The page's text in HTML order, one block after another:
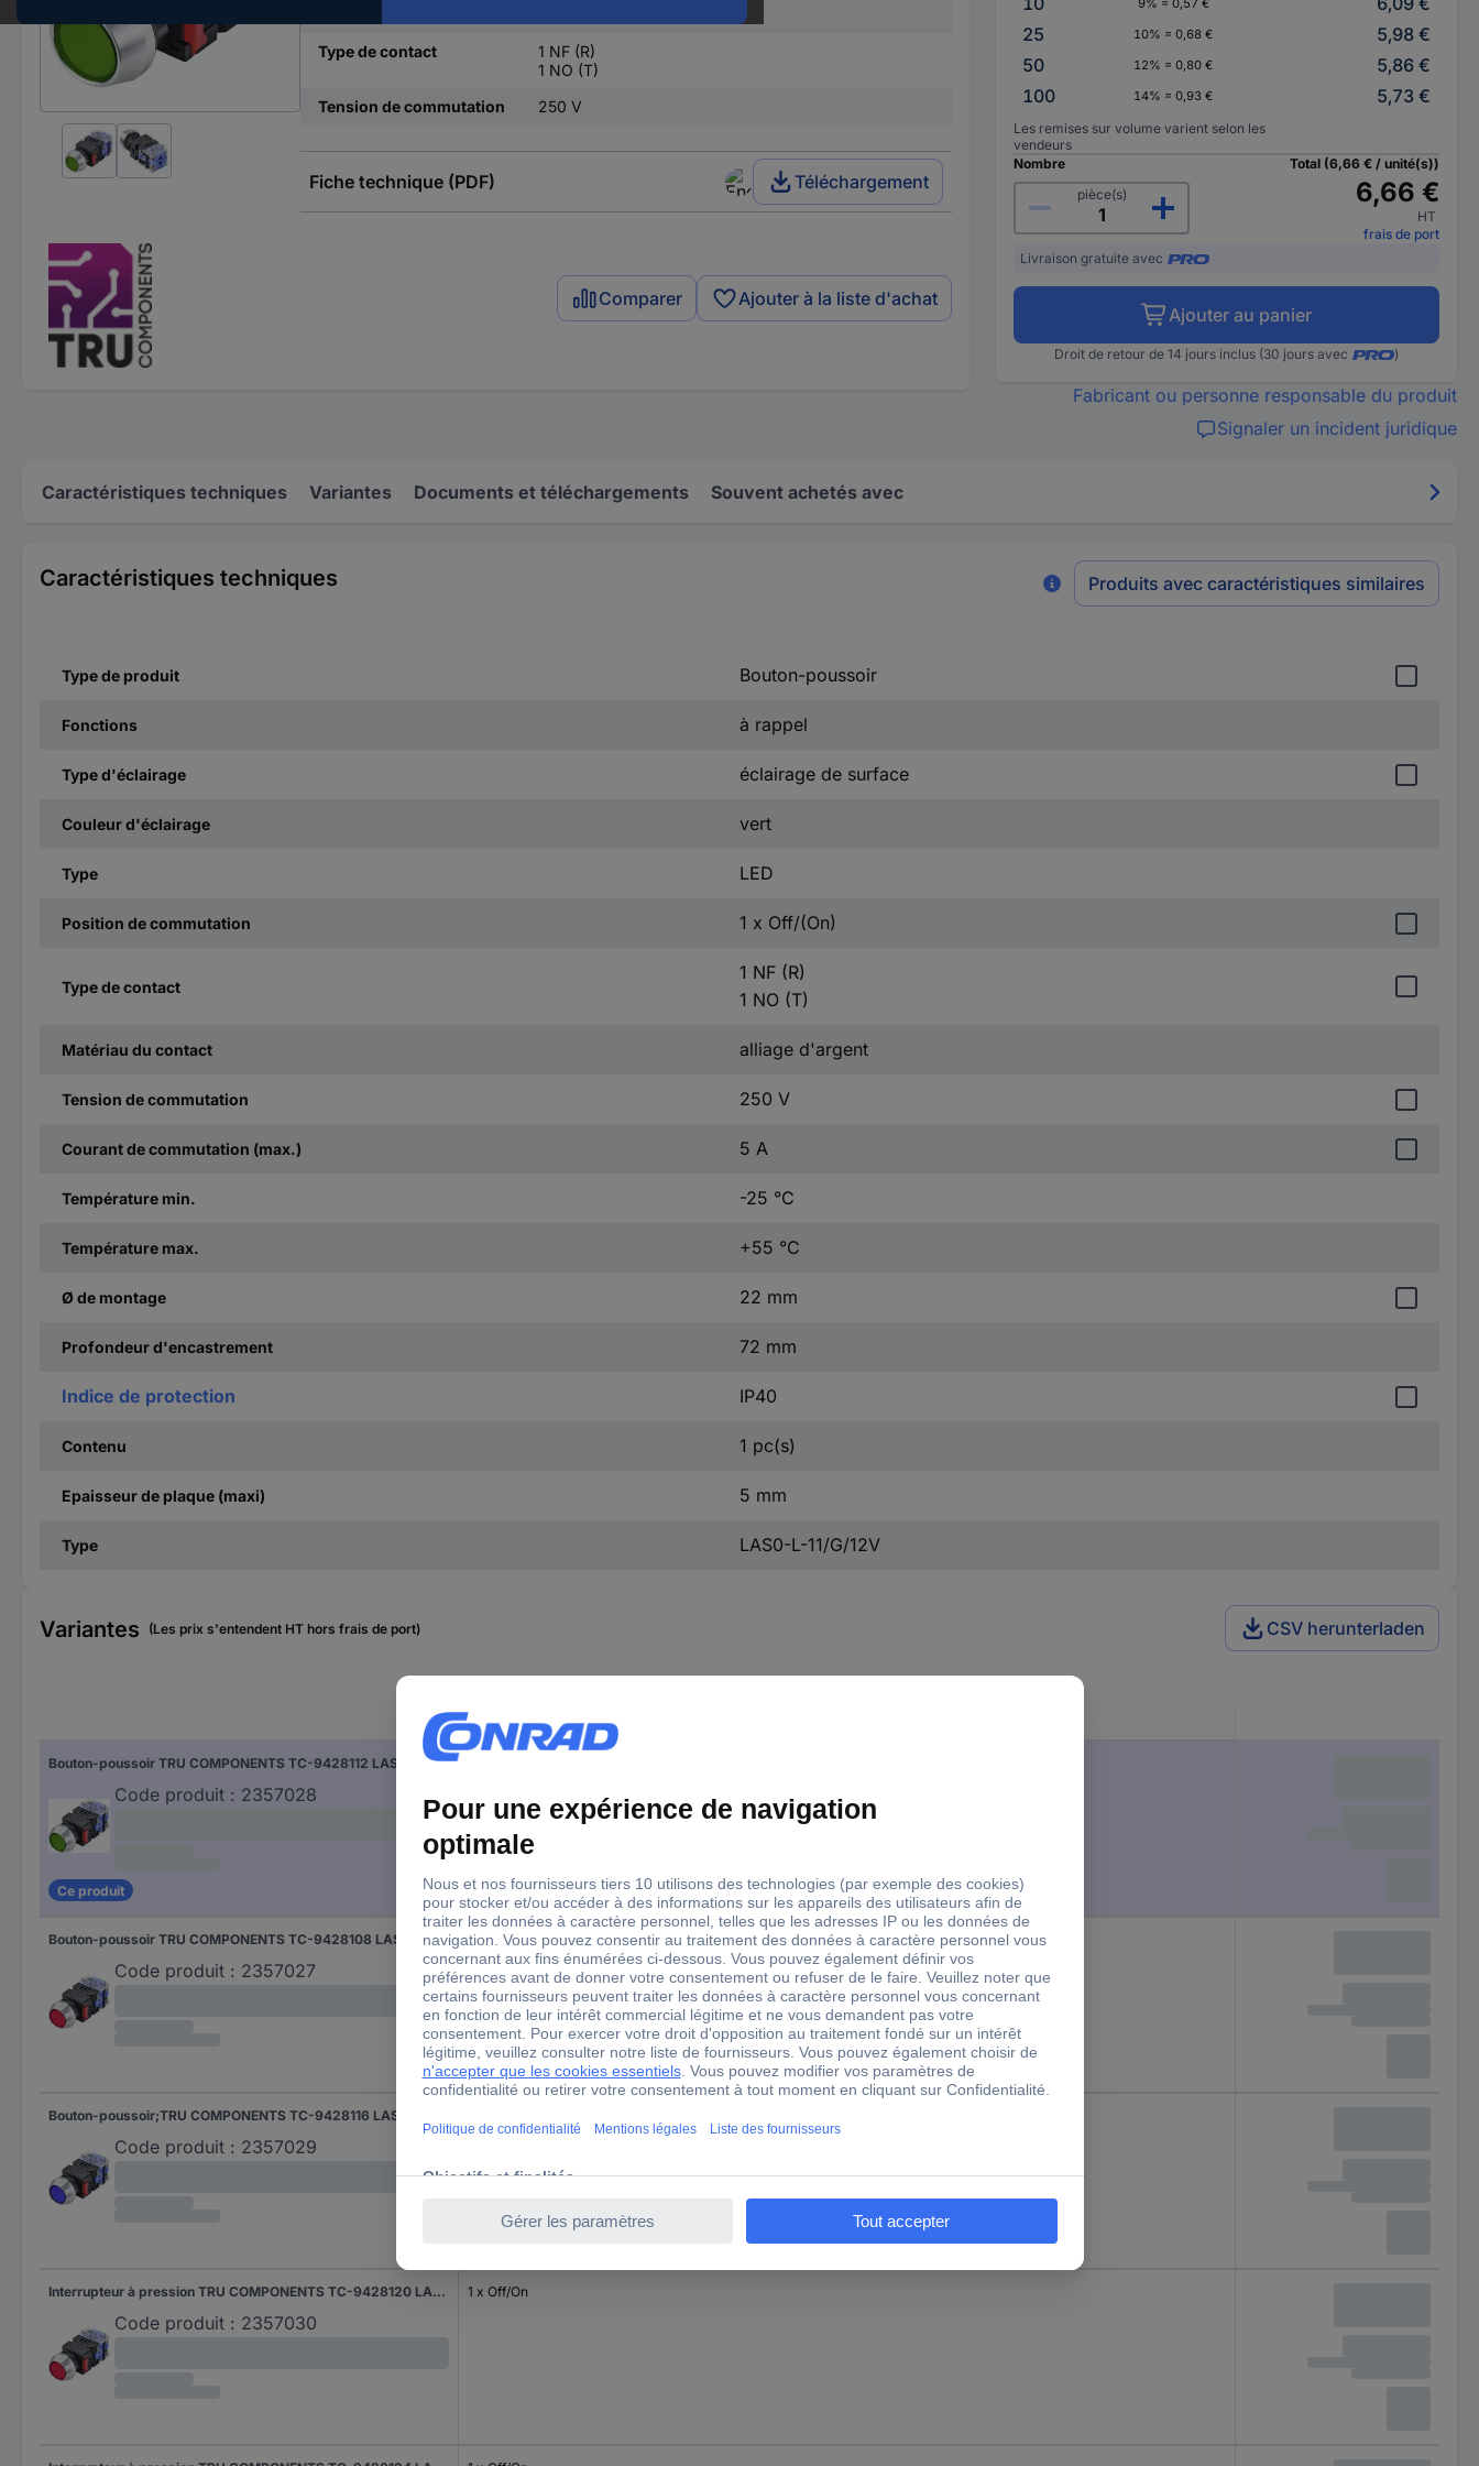
Type de contact
1 NF (R)
1 NO (T)
Tension de commutation
250 V
Fiche technique (PDF) Téléchargement
Comparer Ajouter à la liste d'achat
9% = 0,57 €
25
10% = 0,68 €
5,98 €
50
12% = 0,80 €
5,86 €
100
14% = 0,93 € 5,73 €
Les remises sur volume varient selon les
vendeurs
Nombre
pièce(s)
Total (6,66 € / unité(s))
6,66 €
HT
frais de port
Livraison gratuite avec
Ajouter au panier
Droit de retour de 14 jours inclus (30 jours avec )
Fabricant ou personne responsable du produit
Signaler un incident juridique
Caractéristiques techniques Variantes Documents et téléchargements Souvent achetés avec
Caractéristiques techniques Produits avec caractéristiques similaires
Type de produit Bouton-poussoir
Fonctions à rappel
Type d'éclairage éclairage de surface
Couleur d'éclairage vert
Type LED
Position de commutation 1 x Off/(On)
Type de contact
1 NF (R)
1 NO (T)
Matériau du contact alliage d'argent
Tension de commutation 250 V
Courant de commutation (max.) 5 A
Température min. -25 °C
Température max. +55 °C
Ø de montage 22 mm
Profondeur d'encastrement 72 mm
Indice de protection IP40
Contenu 1 pc(s)
Epaisseur de plaque (maxi) 5 mm
Type LAS0-L-11/G/12V
Variantes (Les prix s'entendent HT hors frais de port) CSV herunterladen
Position de commutation
Bouton-poussoir TRU COMPONENTS TC-9428112 LAS0-L-11/G/12V 250 V 5 A 1 x Off/(On) à rappel vert IP40
Code produit : 2357028
Ce produit
Bouton-poussoir TRU COMPONENTS TC-9428108 LAS0-L-11/R/12V 250 V 5 A 1 x Off/(On) à rappel rouge IP40
Code produit : 2357027
1 x Off/(On)
Code produit : 2357029
Interrupteur à pression TRU COMPONENTS TC-9428120 LAS0-L-11Z/R/12V 250 V 5 A 1 x Off/On à accrochage rouge IP40
Code produit : 2357030
1 x Off/On